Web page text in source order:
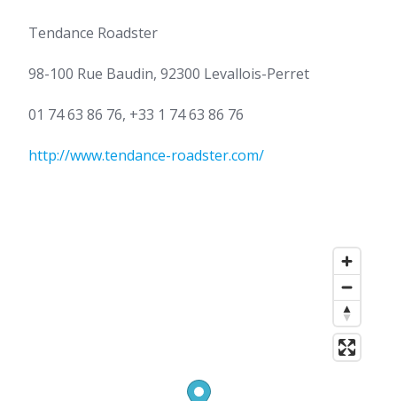
Tendance Roadster
98-100 Rue Baudin, 92300 Levallois-Perret
01 74 63 86 76, +33 1 74 63 86 76
http://www.tendance-roadster.com/